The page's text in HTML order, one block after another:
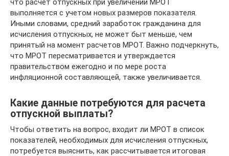
выполняется с учетом новых размеров показателя.
Иными словами, средний заработок гражданина для
исчисления отпускных, не может быт меньше, чем
принятый на момент расчетов МРОТ. Важно подчеркнуть,
что МРОТ пересматривается и утверждается
правительством ежегодно и по мере роста
инфляционной составляющей, также увеличивается.
Какие данные потребуются для расчета
отпускной выплаты?
Чтобы ответить на вопрос, входит ли МРОТ в список
показателей, необходимых для исчисления отпускных,
потребуется выяснить, как рассчитывается итоговая